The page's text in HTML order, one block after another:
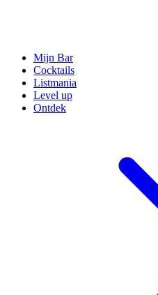
Mijn Bar
Cocktails
Listmania
Level up
Ontdek